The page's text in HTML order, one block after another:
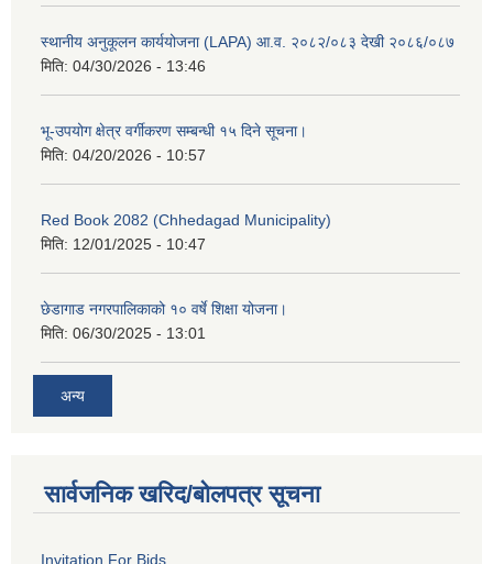
स्थानीय अनुकूलन कार्ययोजना (LAPA) आ.व. २०८२/०८३ देखी २०८६/०८७
मिति: 04/30/2026 - 13:46
भू-उपयोग क्षेत्र वर्गीकरण सम्बन्धी १५ दिने सूचना।
मिति: 04/20/2026 - 10:57
Red Book 2082 (Chhedagad Municipality)
मिति: 12/01/2025 - 10:47
छेडागाड नगरपालिकाको १० वर्षे शिक्षा योजना।
मिति: 06/30/2025 - 13:01
अन्य
सार्वजनिक खरिद/बोलपत्र सूचना
Invitation For Bids